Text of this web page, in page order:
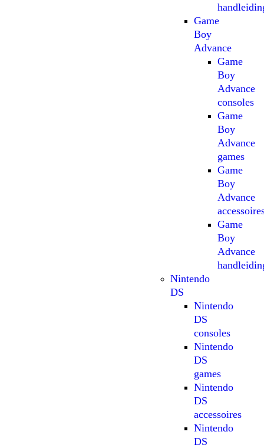
Game
Boy
Advance
Game
Boy
Advance
consoles
Game
Boy
Advance
games
Game
Boy
Advance
Game
Boy
Advance
Nintendo
DS
Nintendo
DS
consoles
Nintendo
DS
games
Nintendo
DS
accessoires
Nintendo
DS